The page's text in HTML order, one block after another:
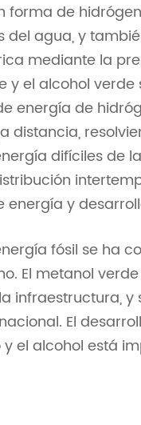
de
agua, y
mediante la
el alcohol
energía de
distancia,
difíciles de
y
fósil se ha
El metanol
y
El
el alcohol está